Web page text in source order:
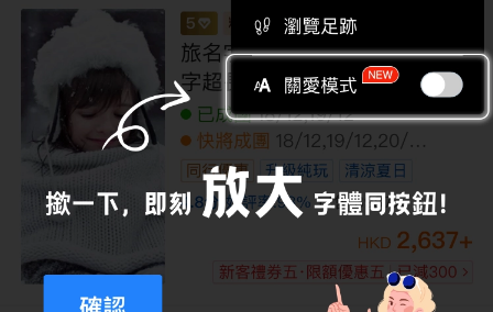
LUUIT16EL
南美洲三國 巴西、秘魯、阿根廷16天精選
之旅 /乘登山火車遊覽馬丘比丘古城/乘坐
小型觀光飛機，鳥瞰納斯卡神秘線條/住宿
於伊瓜蘇大瀑布區內酒店，遊覽巴西境內
瀑布園區，河、陸、空不同角度暢玩【優
遊全包】
快將成團 16/03
全包價
無購物
HKD 119,999 HKD 99,999
限額優惠
已減
到底啦